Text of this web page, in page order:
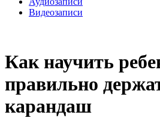
Видеозаписи
Как научить
правильно
карандаш